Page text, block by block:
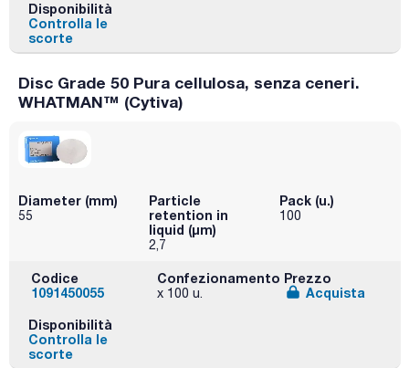
Disponibilità
Controlla le
scorte
Disc Grade 50 Pura cellulosa, senza ceneri.
WHATMAN™ (Cytiva)
Diameter (mm)
55
Particle
retention in
liquid (μm)
2,7
Pack (u.)
100
Codice
1091450055
Confezionamento
x 100 u.
Prezzo
Acquista
Disponibilità
Controlla le
scorte